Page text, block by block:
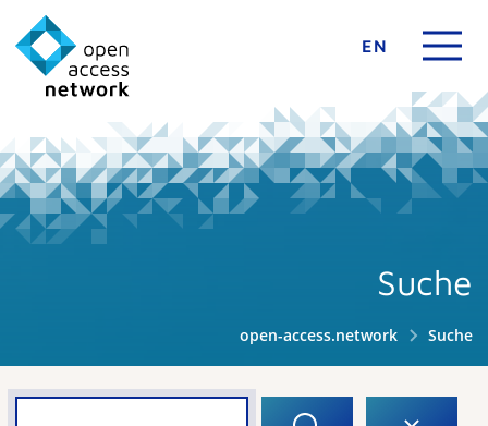
EN
Suche
open-access.network Suche